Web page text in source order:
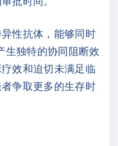
性抗体，能够同时
生独特的协同阻断效
效和迫切未满足临
争取更多的生存时